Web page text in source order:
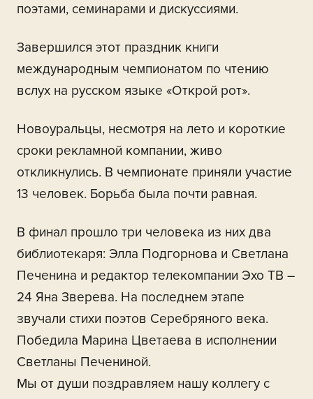
поэтами, семинарами и дискуссиями.
Завершился этот праздник книги
международным чемпионатом по чтению
вслух на русском языке «Открой рот».
Новоуральцы, несмотря на лето и короткие
сроки рекламной компании, живо
откликнулись. В чемпионате приняли участие
13 человек. Борьба была почти равная.
В финал прошло три человека из них два
библиотекаря: Элла Подгорнова и Светлана
Печенина и редактор телекомпании Эхо ТВ –
24 Яна Зверева. На последнем этапе
звучали стихи поэтов Серебряного века.
Победила Марина Цветаева в исполнении
Светланы Печениной.
Мы от души поздравляем нашу коллегу с